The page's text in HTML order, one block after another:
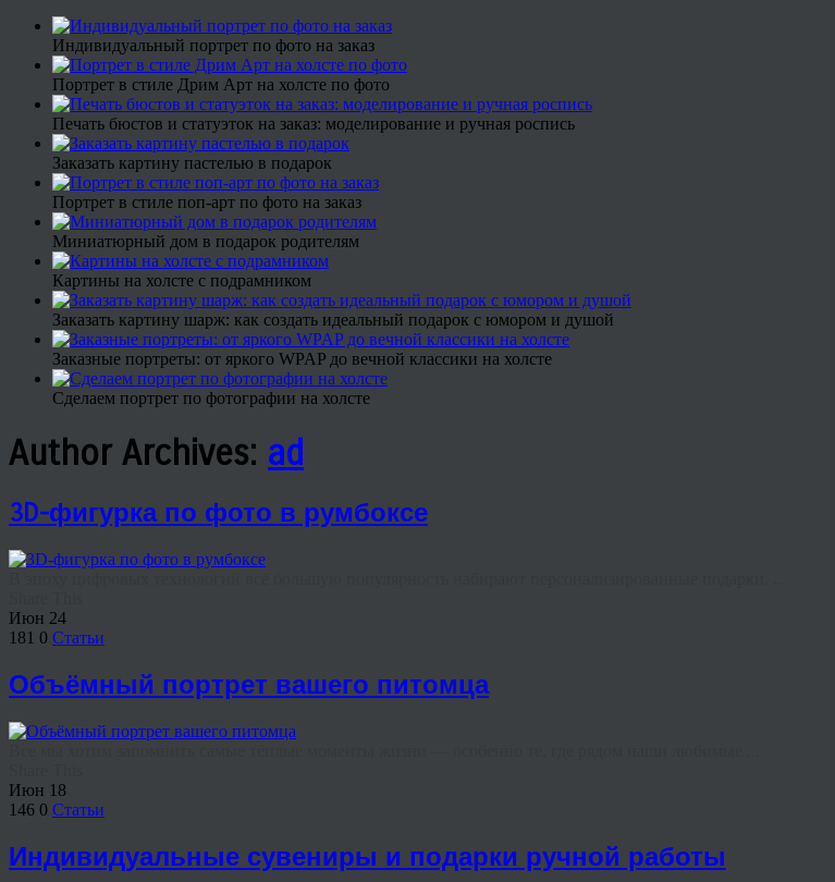
Индивидуальный портрет по фото на заказ
Портрет в стиле Дрим Арт на холсте по фото
Печать бюстов и статуэток на заказ: моделирование и ручная роспись
Заказать картину пастелью в подарок
Портрет в стиле поп-арт по фото на заказ
Миниатюрный дом в подарок родителям
Картины на холсте с подрамником
Заказать картину шарж: как создать идеальный подарок с юмором и душой
Заказные портреты: от яркого WPAP до вечной классики на холсте
Сделаем портрет по фотографии на холсте
Author Archives: ad
3D-фигурка по фото в румбоксе
Июн 24
181 0 Статьи
Объёмный портрет вашего питомца
Июн 18
146 0 Статьи
Индивидуальные сувениры и подарки ручной работы